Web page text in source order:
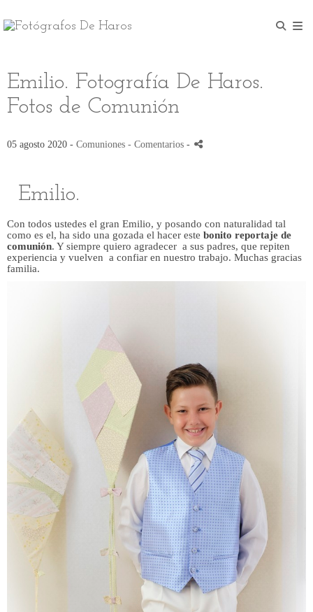
Emilio. Fotografía De Haros.
Fotos de Comunión
05 agosto 2020 - Comuniones - Comentarios -
Emilio.
Con todos ustedes el gran Emilio, y posando con naturalidad tal
como es el, ha sido una gozada el hacer este bonito reportaje de
comunión. Y siempre quiero agradecer a sus padres, que repiten
experiencia y vuelven a confiar en nuestro trabajo. Muchas gracias
familia.